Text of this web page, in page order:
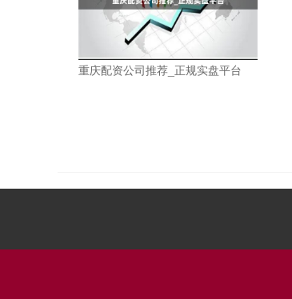
重庆配资公司推荐_正规实盘平台